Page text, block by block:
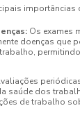
importâncias
Os exames
doenças que
saúde dos
de trabalho